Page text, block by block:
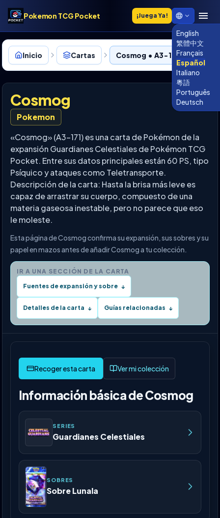
Pokemon TCG Pocket ¡Juega Ya!
English
繁體中文
Français
Español
Italiano
粵語
Português
Deutsch
Inicio Cartas Cosmog • A3-171
Cosmog
Pokemon
«Cosmog» (A3-171) es una carta de Pokémon de la
expansión Guardianes Celestiales de Pokémon TCG
Pocket. Entre sus datos principales están 60 PS, tipo
Psíquico y ataques como Teletransporte.
Descripción de la carta: Hasta la brisa más leve es
capaz de arrastrar su cuerpo, compuesto de una
materia gaseosa inestable, pero no parece que eso
le moleste.
Esta página de Cosmog confirma su expansión, sus sobres y su
papel en mazos antes de añadir Cosmog a tu colección.
IR A UNA SECCIÓN DE LA CARTA
Fuentes de expansión y sobre ↓
Detalles de la carta ↓ Guías relacionadas ↓
Ver mi colección
Información básica de Cosmog
SERIES
Guardianes Celestiales
SOBRES
Sobre Lunala